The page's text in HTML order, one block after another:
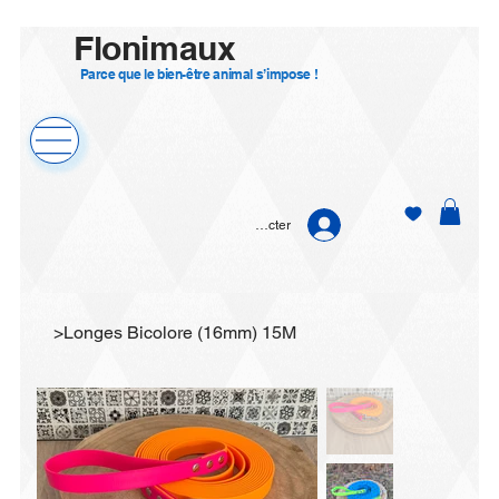
Flonimaux
Parce que le bien-être animal s’impose !
Se connecter
>Longes Bicolore (16mm) 15M